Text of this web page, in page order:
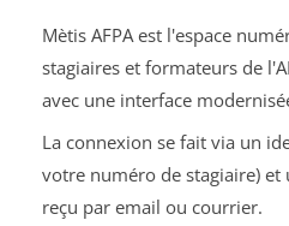
Mètis AFPA est l'espace
stagiaires et formateurs de
avec une interface
La connexion se fait via un
votre numéro de stagiaire)
reçu par email ou courrier.